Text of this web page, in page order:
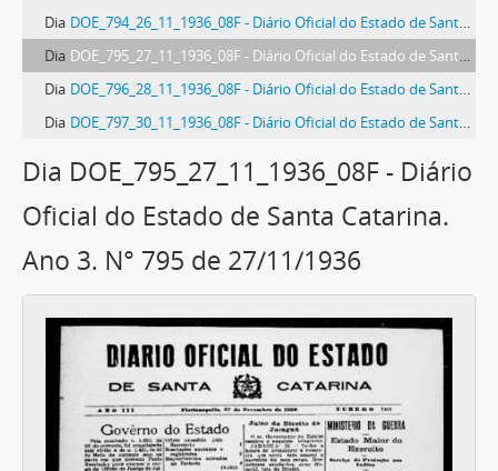
Dia DOE_794_26_11_1936_08F - Diário Oficial do Estado de Santa Catarina. Ano 3. N° 794 de 26/11/1936
Dia DOE_795_27_11_1936_08F - Diário Oficial do Estado de Santa Catarina. Ano 3. N° 795 de 27/11/1936
Dia DOE_796_28_11_1936_08F - Diário Oficial do Estado de Santa Catarina. Ano 3. N° 796 de 28/11/1936
Dia DOE_797_30_11_1936_08F - Diário Oficial do Estado de Santa Catarina. Ano 3. N° 797 de 30/11/1936
Dia DOE_795_27_11_1936_08F - Diário
Oficial do Estado de Santa Catarina.
Ano 3. N° 795 de 27/11/1936